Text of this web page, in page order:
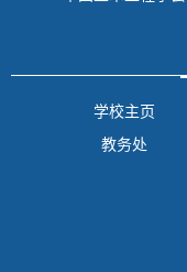
学校主页
教务处